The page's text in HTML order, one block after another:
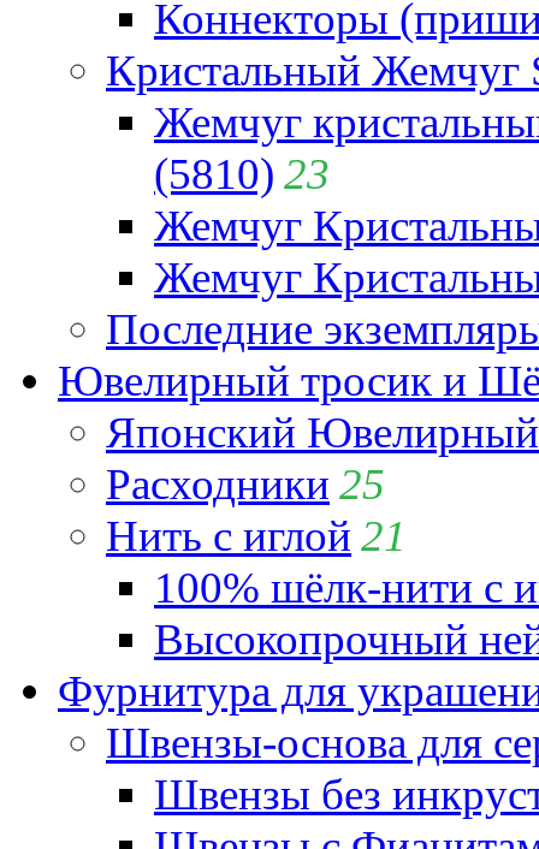
Коннекторы
Кристальный Жемчуг
Жемчуг
(5810) 23
Жемчуг
Жемчуг
Последние
Ювелирный тросик и
Японский
Расходники 25
Нить с иглой 21
100% шёлк-нити с
Высокопрочный
Фурнитура для
Швензы-основа для
Швензы без